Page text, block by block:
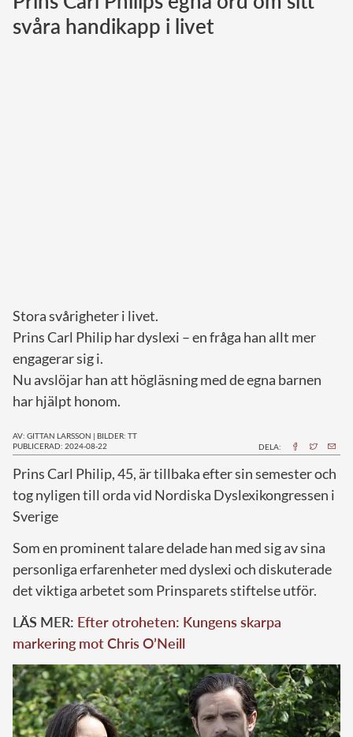
Norska kungahuset
svåra handikapp i livet
Stora svårigheter i livet.
Prins Carl Philip har dyslexi – en fråga han allt mer
engagerar sig i.
Nu avslöjar han att högläsning med de egna barnen
har hjälpt honom.
AV: GITTAN LARSSON | BILDER: TT
PUBLICERAD: 2024-08-22
DELA:
Prins Carl Philip, 45, är tillbaka efter sin semester och
tog nyligen till orda vid Nordiska Dyslexikongressen i
Sverige
Som en prominent talare delade han med sig av sina
personliga erfarenheter med dyslexi och diskuterade
det viktiga arbetet som Prinsparets stiftelse utför.
LÄS MER: Efter otroheten: Kungens skarpa
markering mot Chris O’Neill